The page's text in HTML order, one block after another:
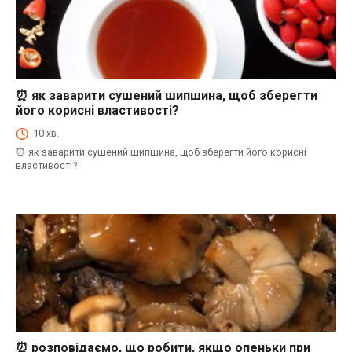
⏰Енциклопедія Coofood. Як економити час і гроші на кухні. Практичний побут.
⏰ як заварити сушений шипшина, щоб зберегти
його корисні властивості?
10 хв.
⏰ як заварити сушений шипшина, щоб зберегти його корисні
властивості?
⏰ розповідаємо, що робити, якщо опеньки при